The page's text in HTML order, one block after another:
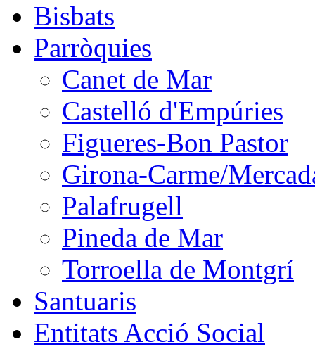
Bisbats
Parròquies
Canet de Mar
Castelló d'Empúries
Figueres-Bon Pastor
Girona-Carme/
Palafrugell
Pineda de Mar
Torroella de Montgrí
Santuaris
Entitats Acció Social